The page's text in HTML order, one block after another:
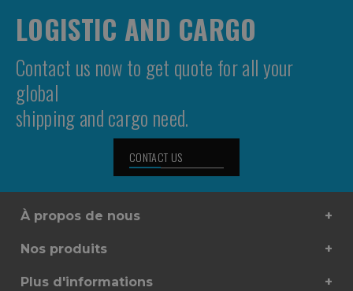
LOGISTIC AND CARGO
Contact us now to get quote for all your
global
shipping and cargo need.
CONTACT US
À propos de nous
Nos produits
Plus d'informations